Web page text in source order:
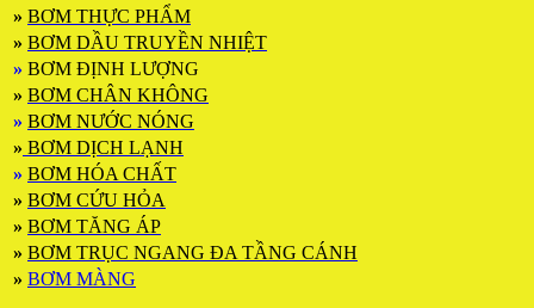
» BƠM THỰC PHẨM
» BƠM DẦU TRUYỀN NHIỆT
» BƠM ĐỊNH LƯỢNG
» BƠM CHÂN KHÔNG
» BƠM NƯỚC NÓNG
» BƠM DỊCH LẠNH
» BƠM HÓA CHẤT
» BƠM CỨU HỎA
» BƠM TĂNG ÁP
» BƠM TRỤC NGANG ĐA TẦNG CÁNH
» BƠM MÀNG